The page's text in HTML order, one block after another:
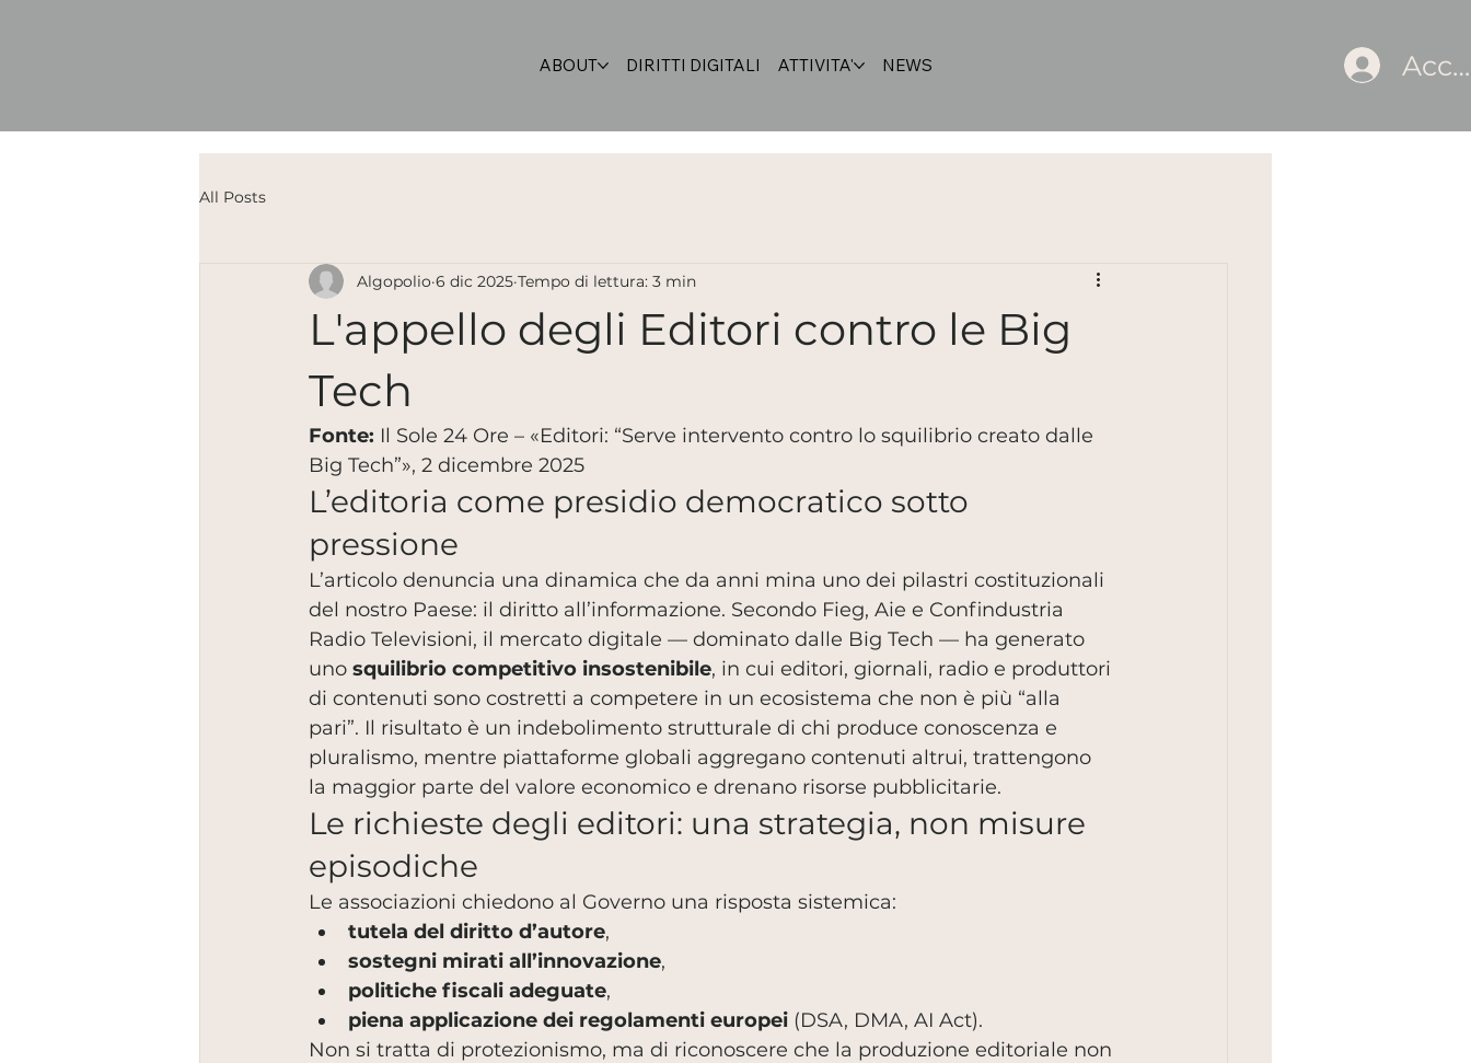
ABOUT DIRITTI DIGITALI ATTIVITA' NEWS
All Posts
L'appello degli Editori contro le Big
Tech
Algopolio 6 dic 2025 Tempo di lettura: 3 min
Fonte: Il Sole 24 Ore – «Editori: “Serve intervento contro lo squilibrio creato dalle
Big Tech”», 2 dicembre 2025
L’editoria come presidio democratico sotto
pressione
L’articolo denuncia una dinamica che da anni mina uno dei pilastri costituzionali
del nostro Paese: il diritto all’informazione. Secondo Fieg, Aie e Confindustria
Radio Televisioni, il mercato digitale — dominato dalle Big Tech — ha generato
uno squilibrio competitivo insostenibile, in cui editori, giornali, radio e produttori
di contenuti sono costretti a competere in un ecosistema che non è più “alla
pari”. Il risultato è un indebolimento strutturale di chi produce conoscenza e
pluralismo, mentre piattaforme globali aggregano contenuti altrui, trattengono
la maggior parte del valore economico e drenano risorse pubblicitarie.
Le richieste degli editori: una strategia, non misure
episodiche
Le associazioni chiedono al Governo una risposta sistemica:
tutela del diritto d’autore,
sostegni mirati all’innovazione,
politiche fiscali adeguate,
piena applicazione dei regolamenti europei (DSA, DMA, AI Act).
Non si tratta di protezionismo, ma di riconoscere che la produzione editoriale non